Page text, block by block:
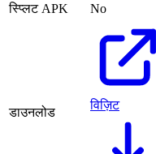
स्प्लिट APK
No
डाउनलोड
विज़िट